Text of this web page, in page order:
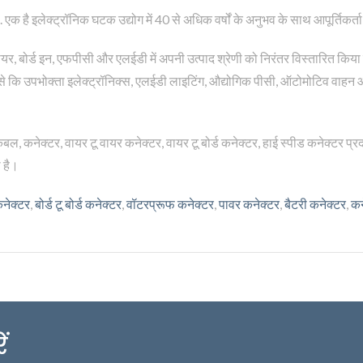
है इलेक्ट्रॉनिक घटक उद्योग में 40 से अधिक वर्षों के अनुभव के साथ आपूर्तिकर्ता
बोर्ड इन, एफपीसी और एलईडी में अपनी उत्पाद श्रेणी को निरंतर विस्तारित
उपभोक्ता इलेक्ट्रॉनिक्स, एलईडी लाइटिंग, औद्योगिक पीसी, ऑटोमोटिव
कनेक्टर, वायर टू वायर कनेक्टर, वायर टू बोर्ड कनेक्टर, हाई स्पीड कनेक्टर
है।
,बोर्ड टू बोर्ड कनेक्टर,वॉटरप्रूफ कनेक्टर,पावर कनेक्टर,बैटरी कनेक्टर,